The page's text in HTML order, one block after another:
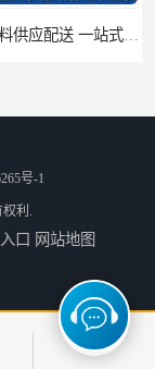
厨房冷热水龙头批发 三孔面盆通用中珠 24小时内送达
号-1
利.
口 网站地图